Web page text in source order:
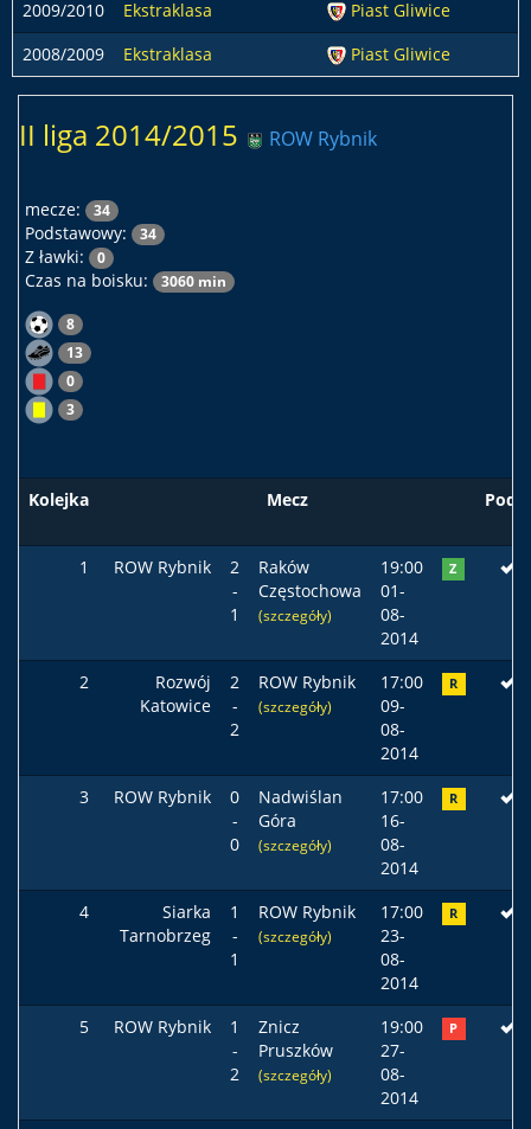
2009/2010
Ekstraklasa
Piast Gliwice
2008/2009
Ekstraklasa Piast Gliwice
II liga 2014/2015 ROW Rybnik
mecze: 34
Podstawowy: 34
Z ławki: 0
Czas na boisku: 3060 min
8
13
0
3
Kolejka Mecz Podst
1 ROW Rybnik
2
-
1
Raków
Częstochowa
(szczegóły)
19:00
01-
08-
2014
Z
2
Rozwój
Katowice
2
-
2
ROW Rybnik
(szczegóły)
17:00
09-
08-
2014
R
3 ROW Rybnik
0
-
0
Nadwiślan
Góra
(szczegóły)
17:00
16-
08-
2014
R
4
Siarka
Tarnobrzeg
1
-
1
ROW Rybnik
(szczegóły)
17:00
23-
08-
2014
R
5 ROW Rybnik
1
-
2
Znicz
Pruszków
(szczegóły)
19:00
27-
08-
2014
P